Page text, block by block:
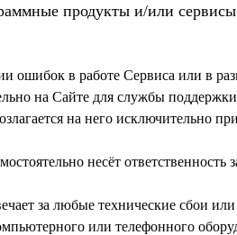
продукты и/или
ошибок в работе Сервиса или в
на Сайте для службы
за любые технические сбои
или телефонного